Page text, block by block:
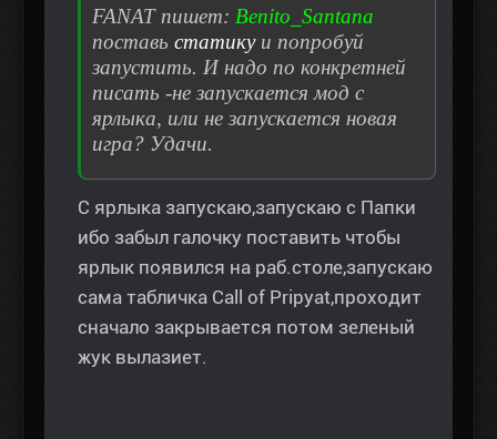
FANAT пишет: Benito_Santana
поставь статикуи попробуй
запустить. И надо по конкретней
писать -не запускается мод с
ярлыка, или не запускается новая
игра? Удачи.
C ярлыка запускаю,запускаю с Папки
ибо забыл галочку поставить чтобы
ярлык появился на раб.столе,запускаю
сама табличка Call of Pripyat,проходит
сначало закрывается потом зеленый
жук вылазиет.